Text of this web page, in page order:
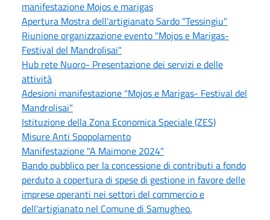
manifestazione Mojos e marigas
Apertura Mostra dell'artigianato Sardo "Tessingiu"
Riunione organizzazione evento "Mojos e Marigas-
Festival del Mandrolisai"
Hub rete Nuoro- Presentazione dei servizi e delle
attività
Adesioni manifestazione "Mojos e Marigas- Festival del
Mandrolisai"
Istituzione della Zona Economica Speciale (ZES)
Misure Anti Spopolamento
Manifestazione "A Maimone 2024"
Bando pubblico per la concessione di contributi a fondo
perduto a copertura di spese di gestione in favore delle
imprese operanti nei settori del commercio e
dell'artigianato nel Comune di Samugheo.